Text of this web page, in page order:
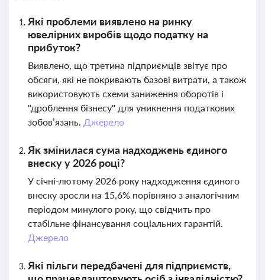
Які проблеми виявлено на ринку
ювелірних виробів щодо податку на
прибуток?
Виявлено, що третина підприємців звітує про
обсяги, які не покривають базові витрати, а також
використовують схеми заниження оборотів і
"дроблення бізнесу" для уникнення податкових
зобов’язань. Джерело
Як змінилася сума надходжень єдиного
внеску у 2026 році?
У січні-лютому 2026 року надходження єдиного
внеску зросли на 15,6% порівняно з аналогічним
періодом минулого року, що свідчить про
стабільне фінансування соціальних гарантій.
Джерело
Які пільги передбачені для підприємств,